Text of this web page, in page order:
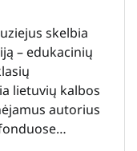
skelbia
– edukacinių
lietuvių kalbos
autorius